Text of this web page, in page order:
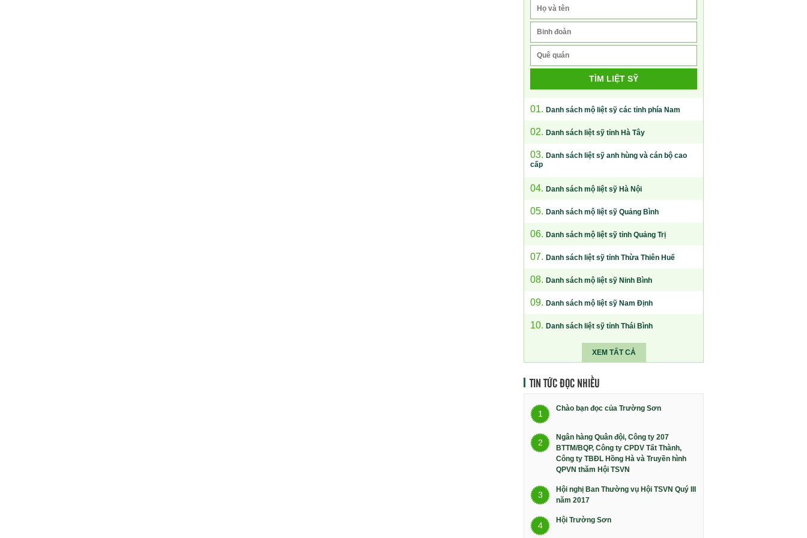
TÌM LIỆT SỸ
01. Danh sách mộ liệt sỹ các tỉnh phía Nam
02. Danh sách liệt sỹ tỉnh Hà Tây
03. Danh sách liệt sỹ anh hùng và cán bộ cao
cấp
04. Danh sách mộ liệt sỹ Hà Nội
05. Danh sách mộ liệt sỹ Quảng Bình
06. Danh sách mộ liệt sỹ tỉnh Quảng Trị
07. Danh sách liệt sỹ tỉnh Thừa Thiên Huế
08. Danh sách mộ liệt sỹ Ninh Bình
09. Danh sách mộ liệt sỹ Nam Định
10. Danh sách liệt sỹ tỉnh Thái Bình
XEM TẤT CẢ
TIN TỨC ĐỌC NHIỀU
1
Chào bạn đọc của Trường Sơn
2
Ngân hàng Quân đội, Công ty 207
BTTM/BQP, Công ty CPDV Tất Thành,
Công ty TBĐL Hồng Hà và Truyền hình
QPVN thăm Hội TSVN
3
Hội nghị Ban Thường vụ Hội TSVN Quý III
năm 2017
4
Hội Trường Sơn